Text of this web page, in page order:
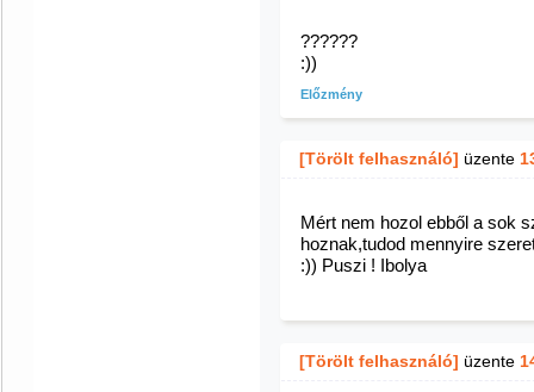
??????
:))
Előzmény
[Törölt felhasználó] üzente
Mért nem hozol ebből a sok
hoznak,tudod mennyire
:)) Puszi ! Ibolya
[Törölt felhasználó] üzente